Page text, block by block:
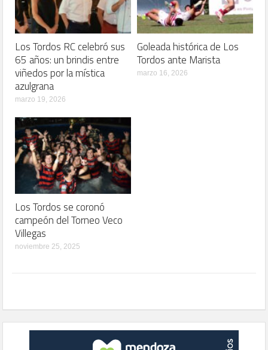
Los Tordos RC celebró sus
65 años: un brindis entre
viñedos por la mística
azulgrana
marzo 19, 2026
Goleada histórica de Los
Tordos ante Marista
marzo 16, 2026
Los Tordos se coronó
campeón del Torneo Veco
Villegas
noviembre 25, 2025